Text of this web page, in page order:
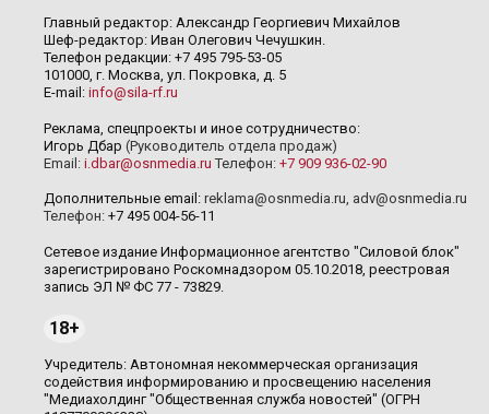
Главный редактор: Александр Георгиевич Михайлов
Шеф-редактор: Иван Олегович Чечушкин.
Телефон редакции: +7 495 795-53-05
101000, г. Москва, ул. Покровка, д. 5
E-mail: info@sila-rf.ru
Реклама, спецпроекты и иное сотрудничество:
Игорь Дбар (Руководитель отдела продаж)
Email: i.dbar@osnmedia.ru Телефон: +7 909 936-02-90
Дополнительные email: reklama@osnmedia.ru, adv@osnmedia.ru
Телефон: +7 495 004-56-11
Сетевое издание Информационное агентство "Силовой блок"
зарегистрировано Роскомнадзором 05.10.2018, реестровая
запись ЭЛ № ФС 77 - 73829.
18+
Учредитель: Автономная некоммерческая организация
содействия информированию и просвещению населения
"Медиахолдинг "Общественная служба новостей" (ОГРН